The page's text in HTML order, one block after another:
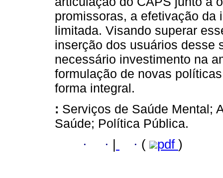
promissoras, a efetivação da
limitada. Visando superar
inserção dos usuários desse
necessário investimento na
formulação de novas
forma integral.
: Serviços de Saúde Mental;
Saúde; Política Pública.
· · · ( pdf )